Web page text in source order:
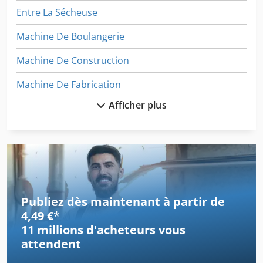
Entre La Sécheuse
Machine De Boulangerie
Machine De Construction
Machine De Fabrication
Machine De Finition
Machine De Forage De Matériel
Machine De Menuiserie
Machine De Mesure
Machine De Nettoyage
Machine De Palettisation
Afficher plus
Publiez dès maintenant à partir de
4,49 €*
11 millions d'acheteursvous
attendent